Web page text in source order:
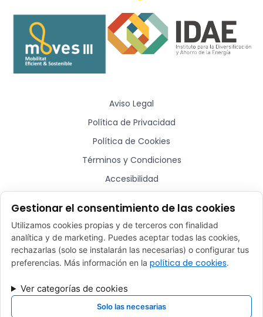
Aviso Legal
Política de Privacidad
Política de Cookies
Términos y Condiciones
Accesibilidad
¿Hablamos?
comercial@plugmycar.es
Rafael Batlle, 16 - Barcelona (08017)
Gestionar el consentimiento de las cookies
Utilizamos cookies propias y de terceros con finalidad
analítica y de marketing. Puedes aceptar todas las cookies,
rechazarlas (solo se instalarán las necesarias) o configurar tus
preferencias. Más información en la política de cookies.
Ver categorías de cookies
Solo las necesarias